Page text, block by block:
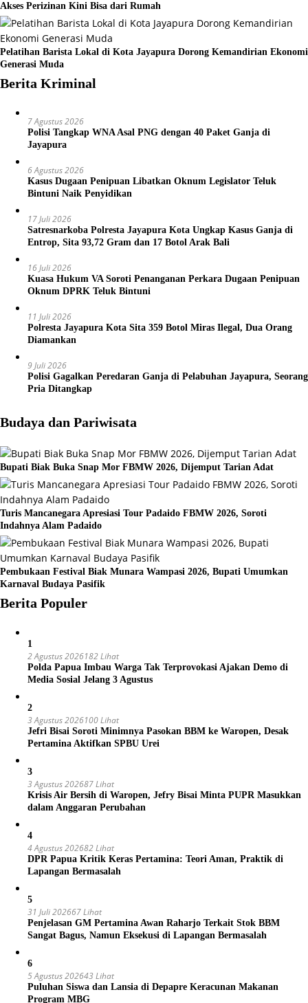
Akses Perizinan Kini Bisa dari Rumah
Pelatihan Barista Lokal di Kota Jayapura Dorong Kemandirian Ekonomi
Generasi Muda
Berita Kriminal
7 Agustus 2026
Polisi Tangkap WNA Asal PNG dengan 40 Paket Ganja di
Jayapura
6 Agustus 2026
Kasus Dugaan Penipuan Libatkan Oknum Legislator Teluk
Bintuni Naik Penyidikan
17 Juli 2026
Satresnarkoba Polresta Jayapura Kota Ungkap Kasus Ganja di
Entrop, Sita 93,72 Gram dan 17 Botol Arak Bali
16 Juli 2026
Kuasa Hukum VA Soroti Penanganan Perkara Dugaan Penipuan
Oknum DPRK Teluk Bintuni
11 Juli 2026
Polresta Jayapura Kota Sita 359 Botol Miras Ilegal, Dua Orang
Diamankan
9 Juli 2026
Polisi Gagalkan Peredaran Ganja di Pelabuhan Jayapura, Seorang
Pria Ditangkap
Budaya dan Pariwisata
Bupati Biak Buka Snap Mor FBMW 2026, Dijemput Tarian Adat
Turis Mancanegara Apresiasi Tour Padaido FBMW 2026, Soroti
Indahnya Alam Padaido
Pembukaan Festival Biak Munara Wampasi 2026, Bupati Umumkan
Karnaval Budaya Pasifik
Berita Populer
1
2 Agustus 2026182 Lihat
Polda Papua Imbau Warga Tak Terprovokasi Ajakan Demo di
Media Sosial Jelang 3 Agustus
2
3 Agustus 2026100 Lihat
Jefri Bisai Soroti Minimnya Pasokan BBM ke Waropen, Desak
Pertamina Aktifkan SPBU Urei
3
3 Agustus 202687 Lihat
Krisis Air Bersih di Waropen, Jefry Bisai Minta PUPR Masukkan
dalam Anggaran Perubahan
4
4 Agustus 202682 Lihat
DPR Papua Kritik Keras Pertamina: Teori Aman, Praktik di
Lapangan Bermasalah
5
31 Juli 202667 Lihat
Penjelasan GM Pertamina Awan Raharjo Terkait Stok BBM
Sangat Bagus, Namun Eksekusi di Lapangan Bermasalah
6
5 Agustus 202643 Lihat
Puluhan Siswa dan Lansia di Depapre Keracunan Makanan
Program MBG